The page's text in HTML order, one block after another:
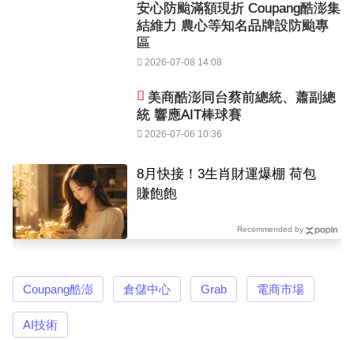
安心防颱滿額現折 Coupang酷澎集
結維力 農心等知名品牌設防颱專
區
2026-07-08 14:08
美商酷澎同台蔡前總統、蕭副總
統 響應AIT棒球賽
2026-07-06 10:36
8月快接！3生肖財運爆棚 荷包
賺飽飽
Recommended by
Coupang酷澎 倉儲中心 Grab 電商市場
AI技術